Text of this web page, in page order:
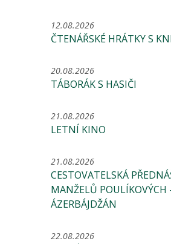
12.08.2026
ČTENÁŘSKÉ HRÁTKY S
20.08.2026
TÁBORÁK S HASIČI
21.08.2026
LETNÍ KINO
21.08.2026
CESTOVATELSKÁ
MANŽELŮ POULÍKOVÝCH
ÁZERBÁJDŽÁN
22.08.2026